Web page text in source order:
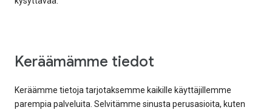
Keräämämme tiedot
Keräämme tietoja tarjotaksemme kaikille käyttäjillemme
parempia palveluita. Selvitämme sinusta perusasioita, kuten